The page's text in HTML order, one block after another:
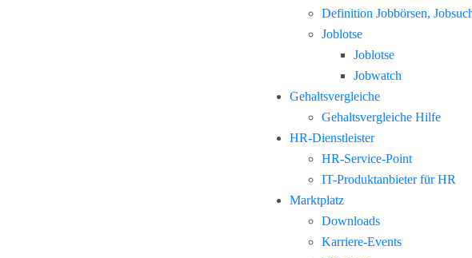
Definition Jobbörsen,
Joblotse
Joblotse
Jobwatch
Gehaltsvergleiche
Gehaltsvergleiche Hilfe
HR-Dienstleister
HR-Service-Point
IT-Produktanbieter für HR
Marktplatz
Downloads
Karriere-Events